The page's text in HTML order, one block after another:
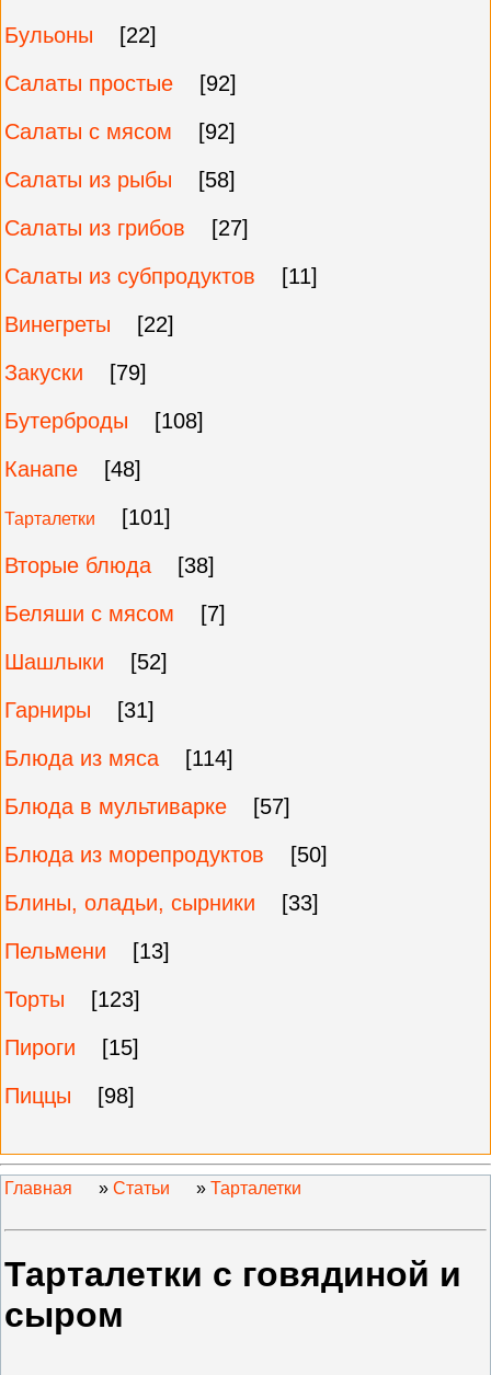
Бульоны
[22]
Салаты простые
[92]
Салаты с мясом
[92]
Салаты из рыбы
[58]
Салаты из грибов
[27]
Салаты из субпродуктов
[11]
Винегреты
[22]
Закуски
[79]
Бутерброды
[108]
Канапе
[48]
Тарталетки
[101]
Вторые блюда
[38]
Беляши с мясом
[7]
Шашлыки
[52]
Гарниры
[31]
Блюда из мяса
[114]
Блюда в мультиварке
[57]
Блюда из морепродуктов
[50]
Блины, оладьи, сырники
[33]
Пельмени
[13]
Торты
[123]
Пироги
[15]
Пиццы
[98]
Главная » Статьи » Тарталетки
Тарталетки с говядиной и
сыром